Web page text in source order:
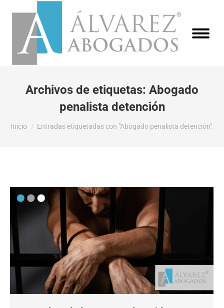
Archivos de etiquetas: Abogado
penalista detención
Estás aquí:
Inicio Entradas etiquetadas con "Abogado penalista detención".